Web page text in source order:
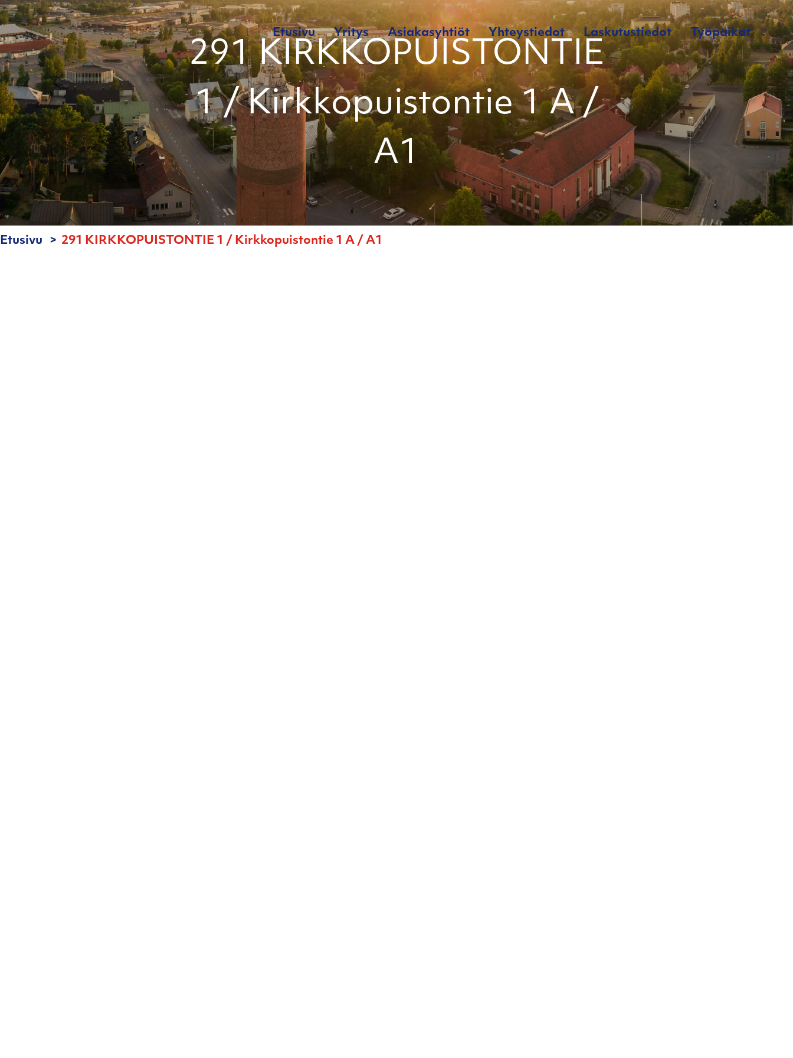
Etusivu Yritys Asiakasyhtiöt Yhteystiedot Laskutustiedot Työpaikat
291 KIRKKOPUISTONTIE
1 / Kirkkopuistontie 1 A /
A1
Etusivu 291 KIRKKOPUISTONTIE 1 / Kirkkopuistontie 1 A / A1